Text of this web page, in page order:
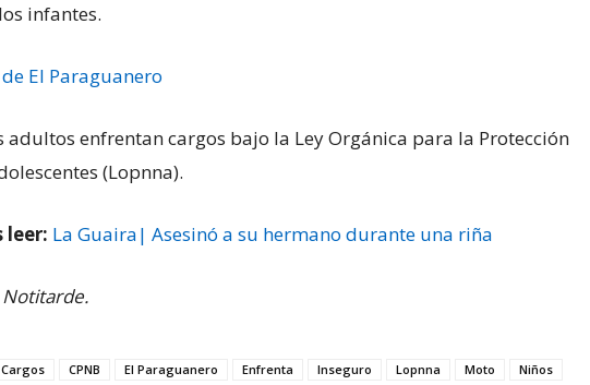
infantes.
El Paraguanero
adultos enfrentan cargos bajo la Ley Orgánica para la Protección
(Lopnna).
leer: La Guaira| Asesinó a su hermano durante una riña
Cargos CPNB El Paraguanero Enfrenta Inseguro Lopnna Moto
Niños